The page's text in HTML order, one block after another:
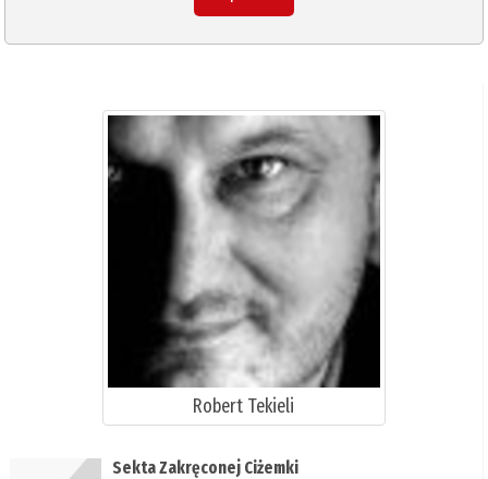
Robert Tekieli
Sekta Zakręconej Ciżemki